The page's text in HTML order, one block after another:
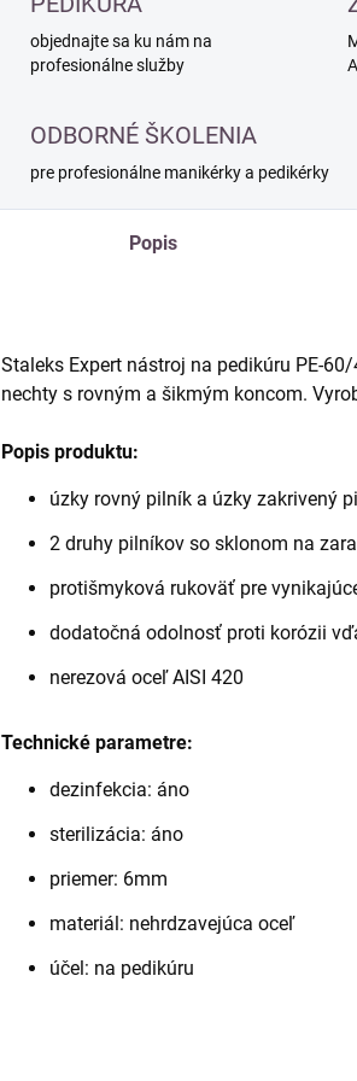
objednajte sa ku nám na
profesionálne služby
ODBORNÉ ŠKOLENIA
pre profesionálne manikérky a pedikérky
Popis
Staleks Expert nástroj na pedikúru PE-
nechty s rovným a šikmým koncom.
Popis produktu:
úzky rovný pilník a úzky zakrivený
2 druhy pilníkov so sklonom na
protišmyková rukoväť pre
dodatočná odolnosť proti korózii
nerezová oceľ AISI 420
Technické parametre:
dezinfekcia: áno
sterilizácia: áno
priemer: 6mm
materiál: nehrdzavejúca oceľ
účel: na pedikúru